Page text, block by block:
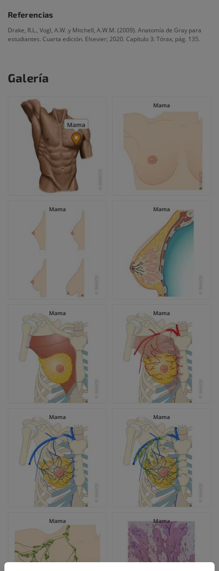
Referencias
Drake, R.L., Vogl, A.W. y Mitchell, A.W.M. (2009). Anatomía de Gray para
estudiantes. Cuarta edición. Elsevier; 2020. Capítulo 3: Tórax, pág. 135.
Galería